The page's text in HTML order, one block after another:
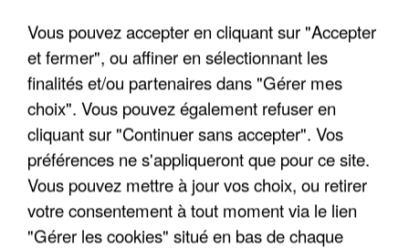
APRÈS TOUTES CES CANICULES, LES REFUGES
DE FAUNE SAUVAGE SONT...
Vous pouvez accepter en cliquant sur "Accepter
et fermer", ou affiner en sélectionnant les
finalités et/ou partenaires dans "Gérer mes
choix". Vous pouvez également refuser en
cliquant sur "Continuer sans accepter". Vos
préférences ne s'appliqueront que pour ce site.
Vous pouvez mettre à jour vos choix, ou retirer
votre consentement à tout moment via le lien
"Gérer les cookies" situé en bas de chaque